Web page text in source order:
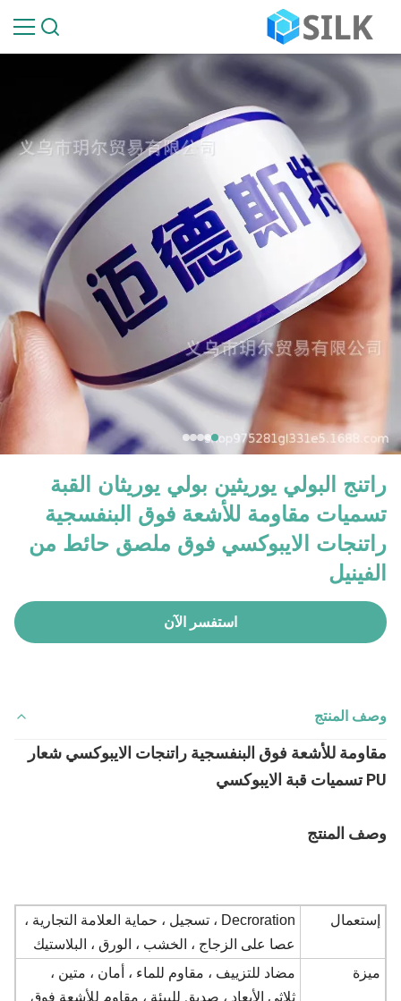
راتنج البولي يوريثين بولي يوريثان القبة
تسميات مقاومة للأشعة فوق البنفسجية
راتنجات الايبوكسي فوق ملصق حائط من
الفينيل
استفسر الآن
وصف المنتج
مقاومة للأشعة فوق البنفسجية راتنجات الايبوكسي شعار
PU تسميات قبة الايبوكسي
وصف المنتج
إستعمال
Decroration ، تسجيل ، حماية العلامة التجارية ،
عصا على الزجاج ، الخشب ، الورق ، البلاستيك
ميزة
مضاد للتزييف ، مقاوم للماء ، أمان ، متين ،
ثلاثي الأبعاد ، صديق للبيئة ، مقاوم للأشعة فوق